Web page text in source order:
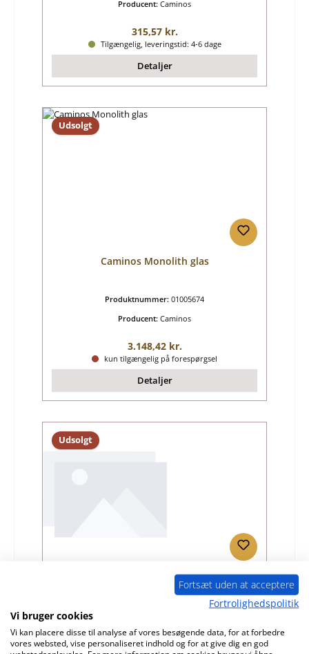
Producent: Caminos
Almindelig pris:
315,57 kr.
Tilgængelig, leveringstid: 4-6 dage
Detaljer
Udsolgt
Caminos Monolith glas
Produktnummer: 01005674
Producent: Caminos
Almindelig pris:
3.148,42 kr.
kun tilgængelig på forespørgsel
Detaljer
Udsolgt
Caminos Monolith røgvenderplade
Producent: Caminos
Fortsæt uden at acceptere
Fortrolighedspolitik
Vi bruger cookies
Vi kan placere disse til analyse af vores besøgende data, for at forbedre
vores websted, vise personaliseret indhold og for at give dig en god